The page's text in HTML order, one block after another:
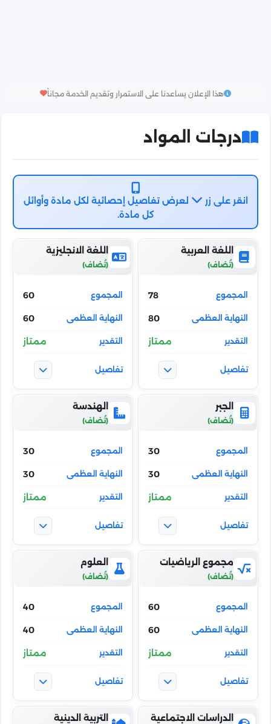
هذا الإعلان يساعدنا على الاستمرار وتقديم الخدمة مجاناً
درجات المواد
انقر على زر
لعرض تفاصيل إحصائية لكل مادة وأوائل
كل مادة.
اللغة العربية
78
80
ممتاز
اللغة الانجليزية
60
60
ممتاز
الجبر
30
30
ممتاز
الهندسة
30
30
ممتاز
مجموع الرياضيات
60
60
ممتاز
العلوم
40
40
ممتاز
الدراسات الاجتماعية التربية الدينية